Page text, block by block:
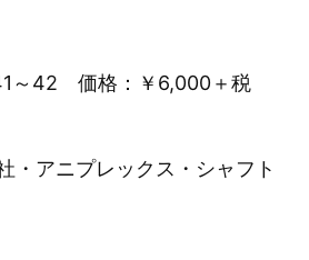
～42 価格：￥6,000＋税
・アニプレックス・シャフト